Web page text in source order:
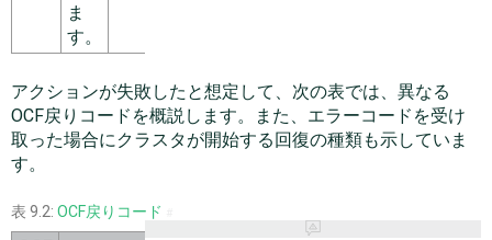
ま
す。
アクションが失敗したと想定して、次の表では、異なる
OCF戻りコードを概説します。また、エラーコードを受け
取った場合にクラスタが開始する回復の種類も示していま
す。
表 9.2: OCF戻りコード